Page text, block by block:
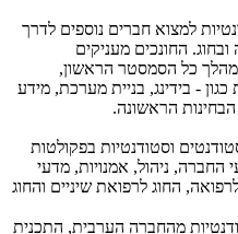
למצוא חברים נוספים לדרך
החונכים מעניקים
כל הסמסטר הראשון,
- בידינג, בניית מערכת, מידע
הראשונה.
הפרויקט מלווים מעל 3000 סטודנטים וסטודנטיות בפקולטות
החברה, ניהול, אמנויות, מדעי
החוג לרפואת שיניים והחוג
מהחברה הערבית, התכנית